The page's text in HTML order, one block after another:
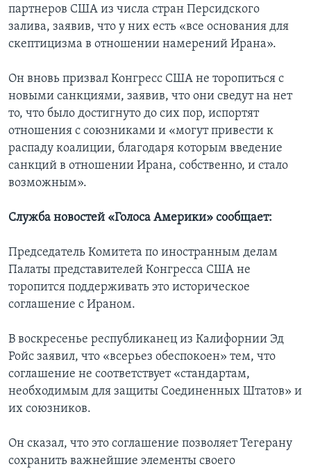
партнеров США из числа стран Персидского
залива, заявив, что у них есть «все основания для
скептицизма в отношении намерений Ирана».
Он вновь призвал Конгресс США не торопиться с
новыми санкциями, заявив, что они сведут на нет
то, что было достигнуто до сих пор, испортят
отношения с союзниками и «могут привести к
распаду коалиции, благодаря которым введение
санкций в отношении Ирана, собственно, и стало
возможным».
Служба новостей «Голоса Америки» сообщает:
Председатель Комитета по иностранным делам
Палаты представителей Конгресса США не
торопится поддерживать это историческое
соглашение с Ираном.
В воскресенье республиканец из Калифорнии Эд
Ройс заявил, что «всерьез обеспокоен» тем, что
соглашение не соответствует «стандартам,
необходимым для защиты Соединенных Штатов» и
их союзников.
Он сказал, что это соглашение позволяет Тегерану
сохранить важнейшие элементы своего